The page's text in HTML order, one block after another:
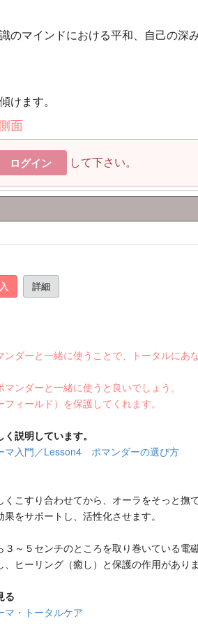
のマインドにおける平和、自己の深
けます。
面
ログイン して下さい。
詳細
ダーと一緒に使うことで、トータルにあ
ンダーと一緒に使うと良いでしょう。
ィールド）を保護してくれます。
説明しています。
マ入門／Lesson4 ポマンダーの選び方
こすり合わせてから、オーラをそっと撫
をサポートし、活性化させます。
～５センチのところを取り巻いている電
ヒーリング（癒し）と保護の作用がありま
る
マ・トータルケア